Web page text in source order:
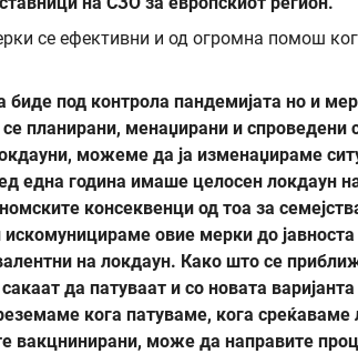
се ефективни и од огромна помош
биде под контрола пандемијата но и
планирани, менаџирани и
можеме да ја изменаџираме
една година имаше целосен локдаун
консеквенци од тоа за
овие мерки до
на локдаун. Како што се
да патуваат и со новата
кога патуваме, кога среќаваме
вакцнинирани, може да направите